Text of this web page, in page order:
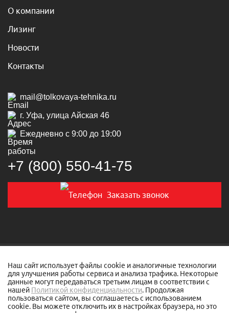
О компании
Лизинг
Новости
Контакты
mail@tolkovaya-tehnika.ru
г. Уфа, улица Айская 46
Ежедневно с 9:00 до 19:00
+7 (800) 550‑41‑75
Заказать звонок
© 2019-2026 Толковая техника
Политика конфиденциальности
Разработано вtim-marketing.ru
Наш сайт использует файлы cookie и аналогичные технологии
для улучшения работы сервиса и анализа трафика. Некоторые
данные могут передаваться третьим лицам в соответствии с
нашей Политикой конфиденциальности. Продолжая
пользоваться сайтом, вы соглашаетесь с использованием
cookie. Вы можете отключить их в настройках браузера, но это